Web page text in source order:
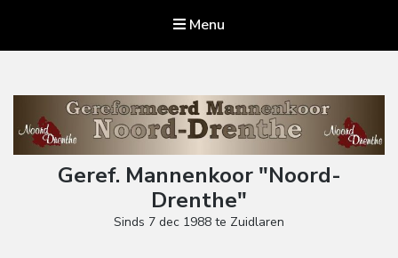
Menu
Geref. Mannenkoor "Noord-
Drenthe"
Sinds 7 dec 1988 te Zuidlaren